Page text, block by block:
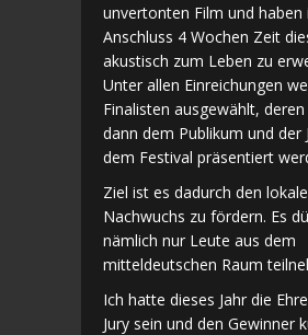
unvertonten Film und haben
Anschluss 4 Wochen Zeit
akustisch zum Leben zu
Unter allen Einreichungen
Finalisten ausgewählt, deren
dann dem Publikum und der
dem Festival präsentiert
Ziel ist es dadurch den
Nachwuchs zu fördern. Es
nämlich nur Leute aus dem
mitteldeutschen Raum
Ich hatte dieses Jahr die
Jury sein und den Gewinner